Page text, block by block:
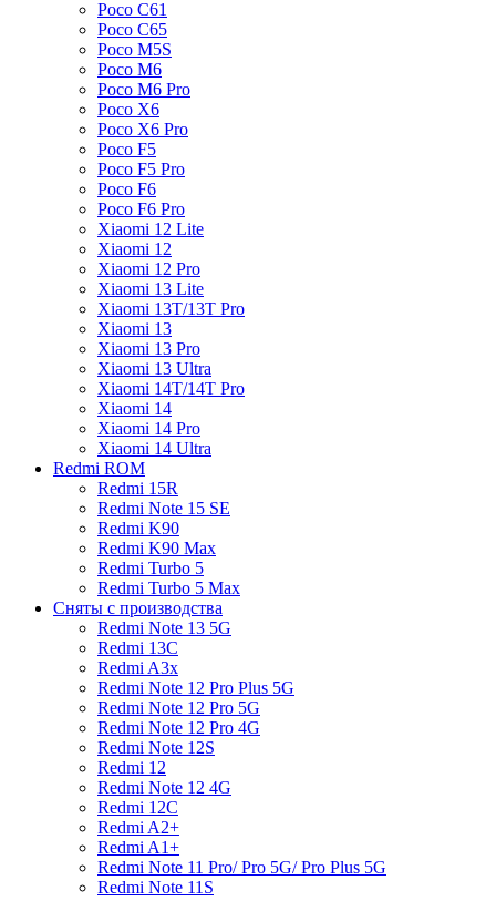
Poco C61
Poco C65
Poco M5S
Poco M6
Poco M6 Pro
Poco X6
Poco X6 Pro
Poco F5
Poco F5 Pro
Poco F6
Poco F6 Pro
Xiaomi 12 Lite
Xiaomi 12
Xiaomi 12 Pro
Xiaomi 13 Lite
Xiaomi 13T/13T Pro
Xiaomi 13
Xiaomi 13 Pro
Xiaomi 13 Ultra
Xiaomi 14T/14T Pro
Xiaomi 14
Xiaomi 14 Pro
Xiaomi 14 Ultra
Redmi ROM
Redmi 15R
Redmi Note 15 SE
Redmi K90
Redmi K90 Max
Redmi Turbo 5
Redmi Turbo 5 Max
Сняты с производства
Redmi Note 13 5G
Redmi 13C
Redmi A3x
Redmi Note 12 Pro Plus 5G
Redmi Note 12 Pro 5G
Redmi Note 12 Pro 4G
Redmi Note 12S
Redmi 12
Redmi Note 12 4G
Redmi 12C
Redmi A2+
Redmi A1+
Redmi Note 11 Pro/ Pro 5G/ Pro Plus 5G
Redmi Note 11S